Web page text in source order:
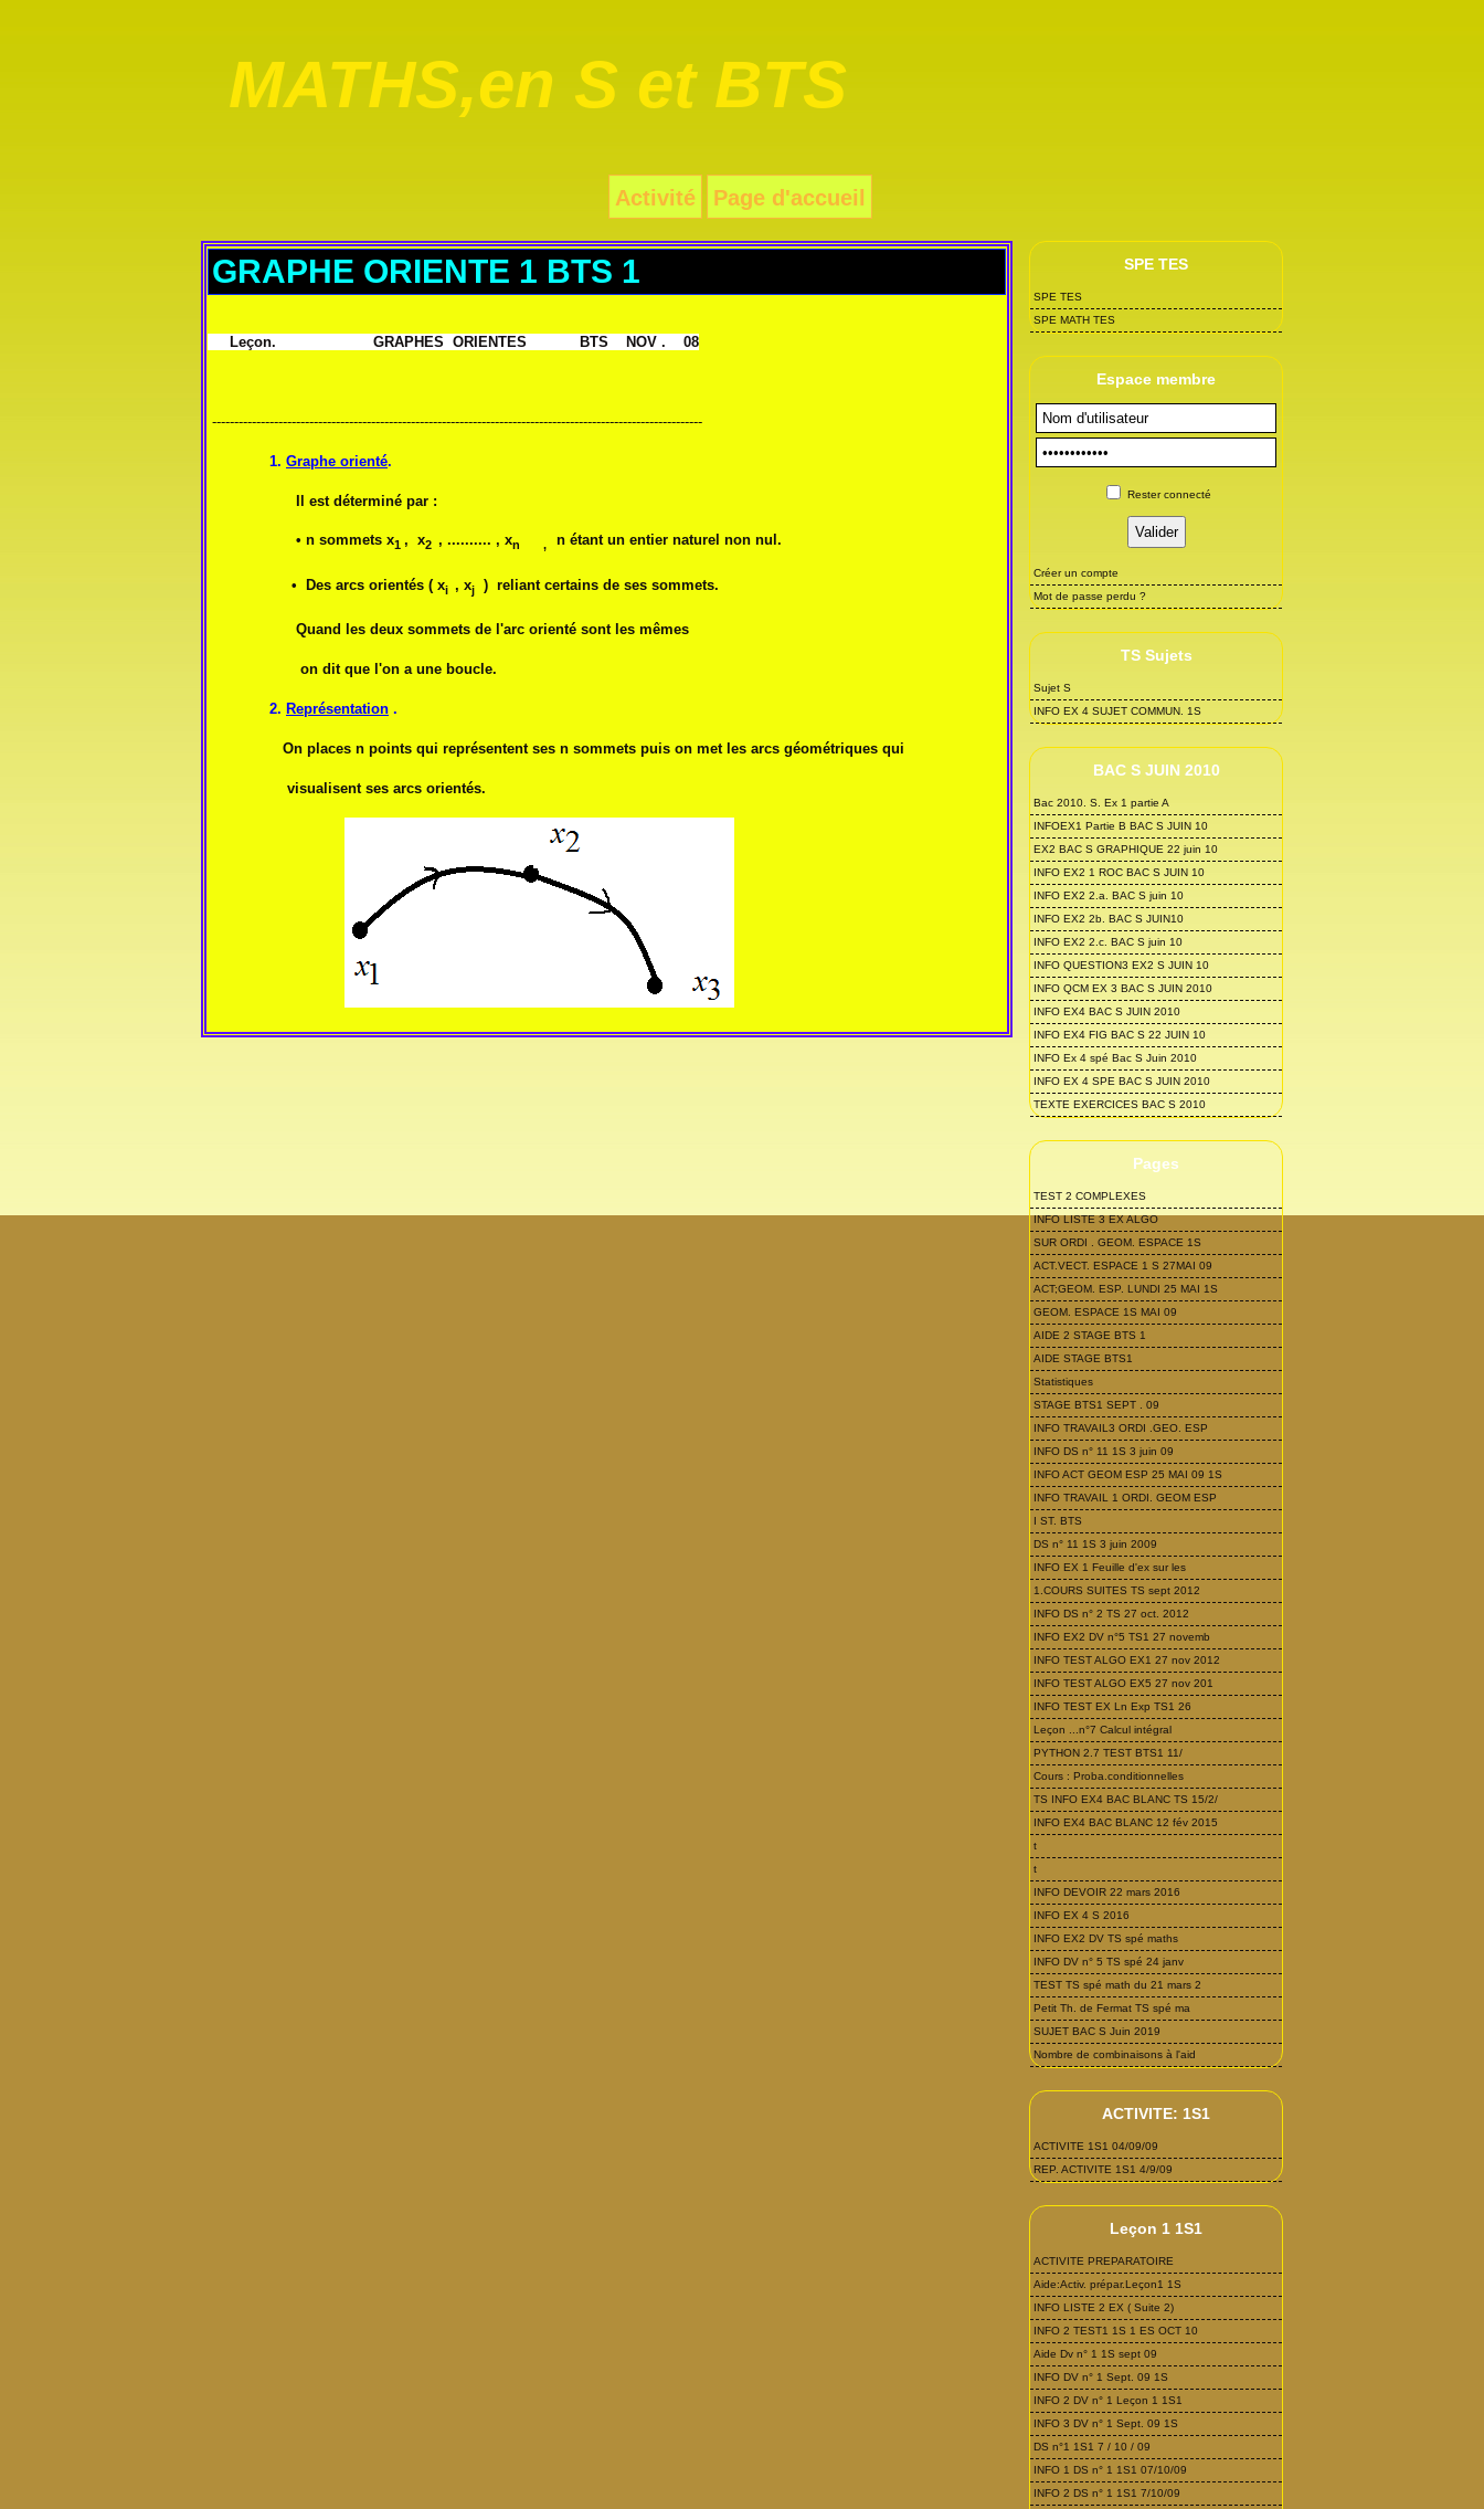
MATHS,en S et BTS
Activité Page d'accueil
SPE TES
SPE TES
SPE MATH TES
Espace membre
Rester connecté
Créer un compte
Mot de passe perdu ?
TS Sujets
Sujet S
INFO EX 4 SUJET COMMUN. 1S
BAC S JUIN 2010
Bac 2010. S. Ex 1 partie A
INFOEX1 Partie B BAC S JUIN 10
EX2 BAC S GRAPHIQUE 22 juin 10
INFO EX2 1 ROC BAC S JUIN 10
INFO EX2 2.a. BAC S juin 10
INFO EX2 2b. BAC S JUIN10
INFO EX2 2.c. BAC S juin 10
INFO QUESTION3 EX2 S JUIN 10
INFO QCM EX 3 BAC S JUIN 2010
INFO EX4 BAC S JUIN 2010
INFO EX4 FIG BAC S 22 JUIN 10
INFO Ex 4 spé Bac S Juin 2010
INFO EX 4 SPE BAC S JUIN 2010
TEXTE EXERCICES BAC S 2010
Pages
TEST 2 COMPLEXES
INFO LISTE 3 EX ALGO
SUR ORDI . GEOM. ESPACE 1S
ACT.VECT. ESPACE 1 S 27MAI 09
ACT;GEOM. ESP. LUNDI 25 MAI 1S
GEOM. ESPACE 1S MAI 09
AIDE 2 STAGE BTS 1
AIDE STAGE BTS1
Statistiques
STAGE BTS1 SEPT . 09
INFO TRAVAIL3 ORDI .GEO. ESP
INFO DS n° 11 1S 3 juin 09
INFO ACT GEOM ESP 25 MAI 09 1S
INFO TRAVAIL 1 ORDI. GEOM ESP
I ST. BTS
DS n° 11 1S 3 juin 2009
INFO EX 1 Feuille d'ex sur les
1.COURS SUITES TS sept 2012
INFO DS n° 2 TS 27 oct. 2012
INFO EX2 DV n°5 TS1 27 novemb
INFO TEST ALGO EX1 27 nov 2012
INFO TEST ALGO EX5 27 nov 201
INFO TEST EX Ln Exp TS1 26
Leçon ...n°7 Calcul intégral
PYTHON 2.7 TEST BTS1 11/
Cours : Proba.conditionnelles
TS INFO EX4 BAC BLANC TS 15/2/
INFO EX4 BAC BLANC 12 fév 2015
t
t
INFO DEVOIR 22 mars 2016
INFO EX 4 S 2016
INFO EX2 DV TS spé maths
INFO DV n° 5 TS spé 24 janv
TEST TS spé math du 21 mars 2
Petit Th. de Fermat TS spé ma
SUJET BAC S Juin 2019
Nombre de combinaisons à l'aid
ACTIVITE: 1S1
ACTIVITE 1S1 04/09/09
REP. ACTIVITE 1S1 4/9/09
Leçon 1 1S1
ACTIVITE PREPARATOIRE
Aide:Activ. prépar.Leçon1 1S
INFO LISTE 2 EX ( Suite 2)
INFO 2 TEST1 1S 1 ES OCT 10
Aide Dv n° 1 1S sept 09
INFO DV n° 1 Sept. 09 1S
INFO 2 DV n° 1 Leçon 1 1S1
INFO 3 DV n° 1 Sept. 09 1S
DS n°1 1S1 7 / 10 / 09
INFO 1 DS n° 1 1S1 07/10/09
INFO 2 DS n° 1 1S1 7/10/09
GRAPHE ORIENTE 1 BTS 1
Leçon. GRAPHES ORIENTES BTS NOV . 08
---------------------------------------------------------------------------------------------------------------
1. Graphe orienté.
Il est déterminé par :
• n sommets x1 , x2 , .......... , xn , n étant un entier naturel non nul.
• Des arcs orientés ( xi , xj ) reliant certains de ses sommets.
Quand les deux sommets de l'arc orienté sont les mêmes
on dit que l'on a une boucle.
2. Représentation .
On places n points qui représentent ses n sommets puis on met les arcs géométriques qui
visualisent ses arcs orientés.